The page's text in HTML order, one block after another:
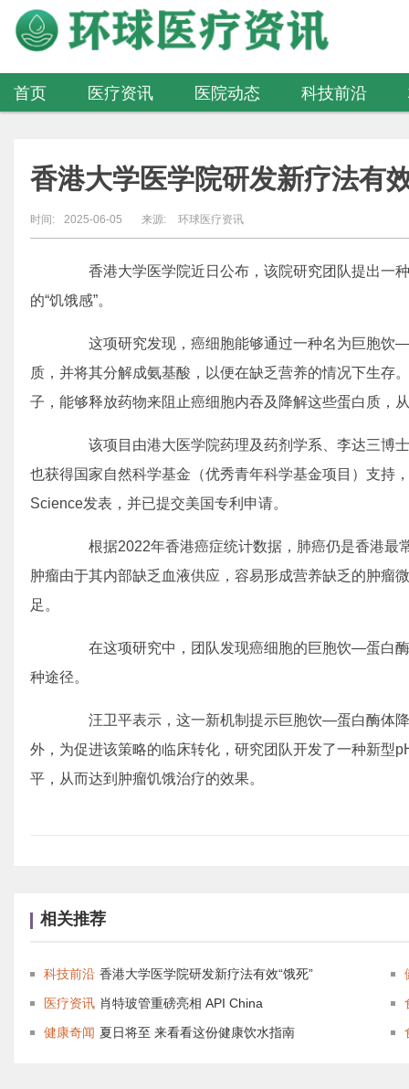
首页 医疗资讯 医院动态 科技前沿
香港大学医学院研发新疗法有
时间: 2025-06-05 来源: 环球医疗资讯
香港大学医学院近日公布，该院研究团队提出一
的“饥饿感”。
这项研究发现，癌细胞能够通过一种名为巨胞饮—
质，并将其分解成氨基酸，以便在缺乏营养的情况下生存
子，能够释放药物来阻止癌细胞内吞及降解这些蛋白质，
该项目由港大医学院药理及药剂学系、李达三博
也获得国家自然科学基金（优秀青年科学基金项目）支持
Science发表，并已提交美国专利申请。
根据2022年香港癌症统计数据，肺癌仍是香港最
肿瘤由于其内部缺乏血液供应，容易形成营养缺乏的肿瘤
足。
在这项研究中，团队发现癌细胞的巨胞饮—蛋白酶
种途径。
汪卫平表示，这一新机制提示巨胞饮—蛋白酶体降
外，为促进该策略的临床转化，研究团队开发了一种新型
平，从而达到肿瘤饥饿治疗的效果。
相关推荐
科技前沿 香港大学医学院研发新疗法有效“饿死”
医疗资讯 肖特玻管重磅亮相 API China
健康奇闻 夏日将至 来看看这份健康饮水指南